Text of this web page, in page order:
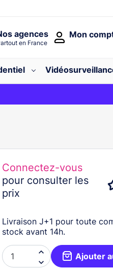
agences
en France
Mon
le code
Connectez-vous
pour consulter les
prix
Livraison J+1 pour toute
stock avant 14h.

 Ajouter